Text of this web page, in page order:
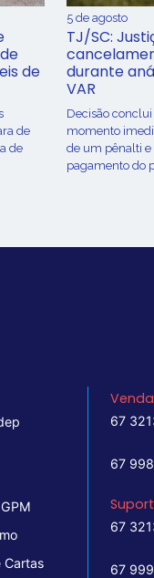
de
de
de
5 de agosto
TJ/SC:
durante
VAR
Decisão
momento
de um pênalti e
pagamento do
Cartas
67
67
67
67